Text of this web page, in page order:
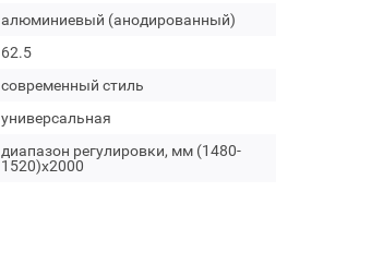
алюминиевый (анодированный)
62.5
современный стиль
универсальная
диапазон регулировки, мм (1480-
1520)х2000